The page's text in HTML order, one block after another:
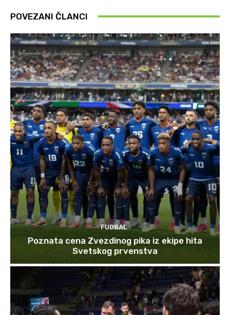
POVEZANI ČLANCI
FUDBAL
Poznata cena Zvezdinog pika iz ekipe hita
Svetskog prvenstva